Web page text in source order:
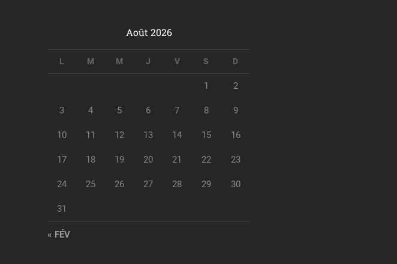
Août 2026
L M M J V S D
1 2
3 4 5 6 7 8 9
10 11 12 13 14 15 16
17 18 19 20 21 22 23
24 25 26 27 28 29 30
31
« FÉV